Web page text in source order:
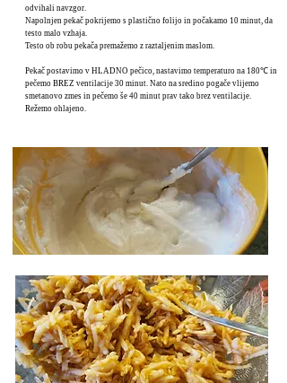
odvihali navzgor.
Napolnjen pekač pokrijemo s plastično folijo in počakamo 10 minut, da
testo malo vzhaja.
Testo ob robu pekača premažemo z raztaljenim maslom.
Pekač postavimo v HLADNO pečico, nastavimo temperaturo na 180℃ in
pečemo BREZ ventilacije 30 minut. Nato na sredino pogače vlijemo
smetanovo zmes in pečemo še 40 minut prav tako brez ventilacije.
Režemo ohlajeno.